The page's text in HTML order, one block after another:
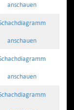
anschauen
anschauen
anschauen